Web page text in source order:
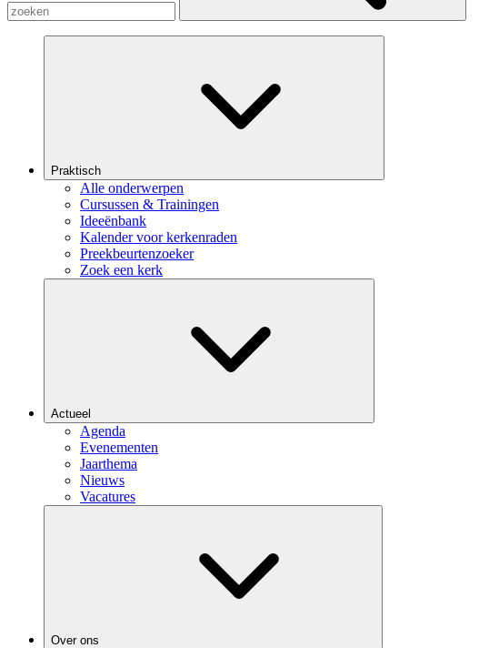
Praktisch
Alle onderwerpen
Cursussen & Trainingen
Ideeënbank
Kalender voor kerkenraden
Preekbeurtenzoeker
Zoek een kerk
Actueel
Agenda
Evenementen
Jaarthema
Nieuws
Vacatures
Over ons